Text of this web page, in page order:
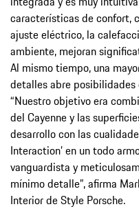
características de confort,
ajuste eléctrico, la
ambiente, mejoran
Al mismo tiempo, una
detalles abre
“Nuestro objetivo era
del Cayenne y las
desarrollo con las
Interaction’ en un todo
vanguardista y
mínimo detalle”, afirma
Interior de Style Porsche.